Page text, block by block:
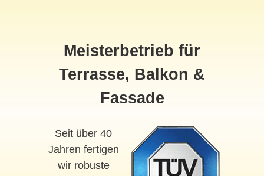
Meisterbetrieb für
Terrasse, Balkon &
Fassade
Seit über 40
Jahren fertigen
wir robuste